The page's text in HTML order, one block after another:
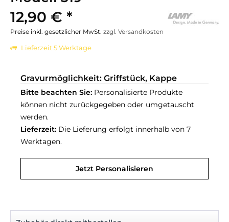
12,90 € *
Preise inkl. gesetzlicher MwSt. zzgl. Versandkosten
Lieferzeit 5 Werktage
Gravurmöglichkeit: Griffstück, Kappe
Bitte beachten Sie: Personalisierte Produkte
können nicht zurückgegeben oder umgetauscht
werden.
Lieferzeit: Die Lieferung erfolgt innerhalb von 7
Werktagen.
Jetzt Personalisieren